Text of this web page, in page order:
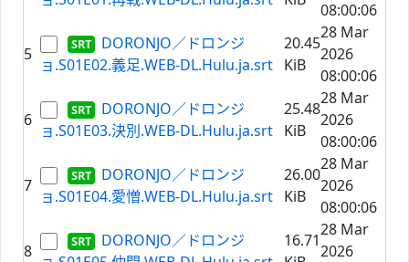
08:00:06
5
DORONJO／ドロンジ
ョ.S01E02.義足.WEB-DL.Hulu.ja.srt
20.45
KiB
28 Mar
2026
08:00:06
6
DORONJO／ドロンジ
ョ.S01E03.決別.WEB-DL.Hulu.ja.srt
25.48
KiB
28 Mar
2026
08:00:06
7
DORONJO／ドロンジ
ョ.S01E04.愛憎.WEB-DL.Hulu.ja.srt
26.00
KiB
28 Mar
2026
08:00:06
8
DORONJO／ドロンジ
16.71
28 Mar
2026